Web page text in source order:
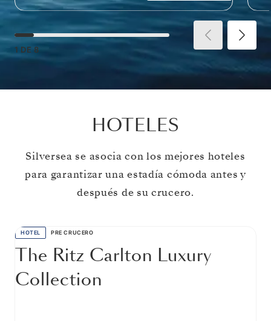
1 DE 8
HOTELES
Silversea se asocia con los mejores hoteles
para garantizar una estadía cómoda antes y
después de su crucero.
HOTEL PRE CRUCERO
The Ritz Carlton Luxury
Collection